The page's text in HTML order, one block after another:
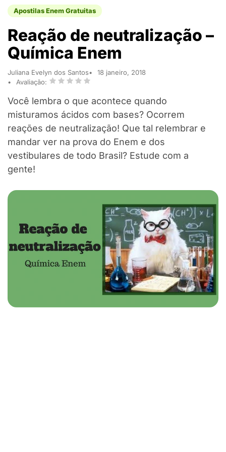
Apostilas Enem Gratuitas
Reação de neutralização –
Química Enem
Juliana Evelyn dos Santos
18 janeiro, 2018
Avaliação:
Você lembra o que acontece quando
misturamos ácidos com bases? Ocorrem
reações de neutralização! Que tal relembrar e
mandar ver na prova do Enem e dos
vestibulares de todo Brasil? Estude com a
gente!